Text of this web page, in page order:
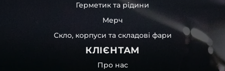
Герметик та рідини
Мерч
Скло, корпуси та складові фари
КЛІЄНТАМ
Про нас